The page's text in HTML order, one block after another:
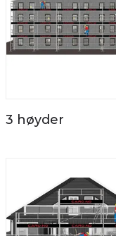
3 høyder